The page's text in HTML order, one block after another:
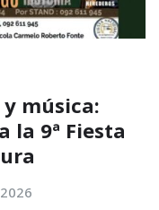
música:
la 9ª Fiesta